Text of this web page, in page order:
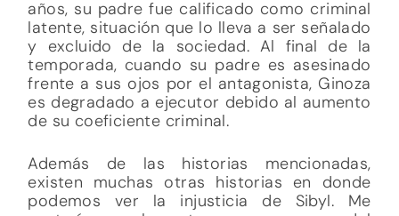
años, su padre fue calificado como criminal
latente, situación que lo lleva a ser señalado
y excluido de la sociedad. Al final de la
temporada, cuando su padre es asesinado
frente a sus ojos por el antagonista, Ginoza
es degradado a ejecutor debido al aumento
de su coeficiente criminal.
Además de las historias mencionadas,
existen muchas otras historias en donde
podemos ver la injusticia de Sibyl. Me